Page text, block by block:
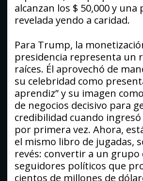
alcanzan los $ 50,000 y una
revelada yendo a caridad.
Para Trump, la
presidencia representa un
raíces. Él aprovechó de
su celebridad como
aprendiz” y su imagen
de negocios decisivo para
credibilidad cuando
por primera vez. Ahora,
el mismo libro de jugadas,
revés: convertir a un grupo
seguidores políticos que
cientos de millones de